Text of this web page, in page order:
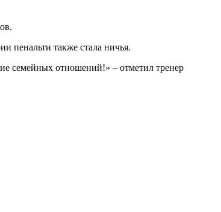
пенальти также стала ничья.
семейных отношений!» – отметил тренер